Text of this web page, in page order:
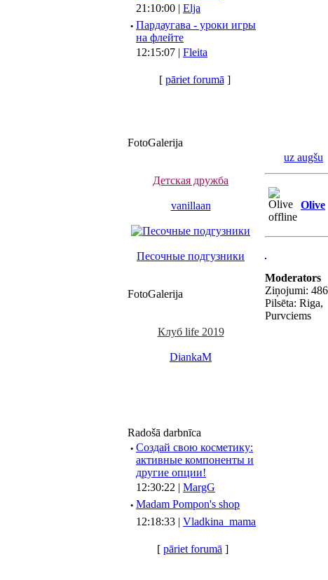
21:10:00 | Elja
· Пардаугава - уроки игры
на флейте
12:15:07 | Fleita
[ pāriet forumā ]
FotoGalerija
Детская дружба
vanillaan
Песочные подгузники
FotoGalerija
Клуб life 2019
DiankaM
Radošā darbnīca
· Создай свою косметику:
активные компоненты и
другие опции!
12:30:22 | MargG
· Madam Pompon's shop
12:18:33 | Vladkina_mama
[ pāriet forumā ]
uz augšu
Olive
Moderators
Ziņojumi:
Pilsēta: Riga,
Purvciems